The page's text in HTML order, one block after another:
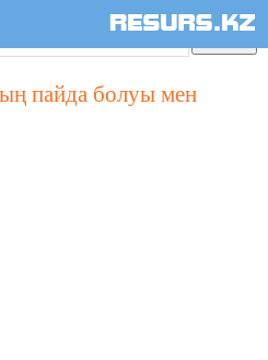
пайда болуы мен